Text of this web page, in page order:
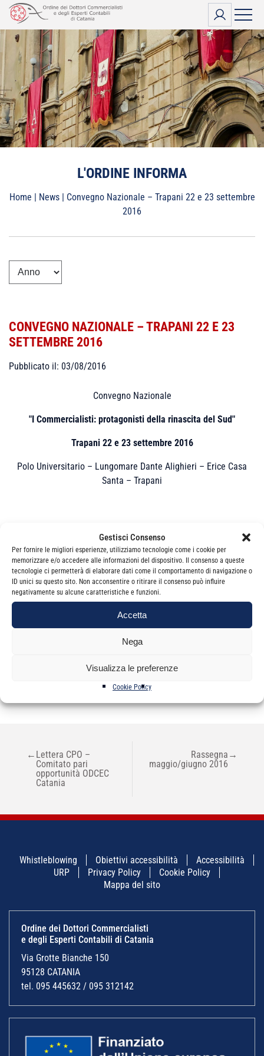
Gestisci Consenso
Per fornire le migliori esperienze, utilizziamo tecnologie come i cookie per
memorizzare e/o accedere alle informazioni del dispositivo. Il consenso a queste
tecnologie ci permetterà di elaborare dati come il comportamento di navigazione o
ID unici su questo sito. Non acconsentire o ritirare il consenso può influire
negativamente su alcune caratteristiche e funzioni.
Accetta
Nega
Visualizza le preferenze
Cookie Policy
Vai
contenuto
L'ORDINE INFORMA
Home | News| Convegno Nazionale – Trapani 22 e 23 settembre
2016
CONVEGNO NAZIONALE – TRAPANI 22 E 23
SETTEMBRE 2016
Pubblicato il: 03/08/2016
Convegno Nazionale
"I Commercialisti: protagonisti della rinascita del Sud"
Trapani 22 e 23 settembre 2016
Polo Universitario – Lungomare Dante Alighieri – Erice Casa
Santa – Trapani
prenotazione, sono disponibili sul sito
www.convegnonazionaletrapani.it
NAVIGAZIONE
ARTICOLI
← Lettera CPO –
Comitato pari
opportunità ODCEC
Catania
Rassegna
maggio/giugno 2016
→
Whistleblowing Obiettivi accessibilità
Accessibilità
URP
Privacy Policy
Cookie Policy
Mappa del sito
Ordine dei Dottori Commercialisti
e degli Esperti Contabili di Catania
Via Grotte Bianche 150
95128 CATANIA
tel. 095 445632 / 095 312142